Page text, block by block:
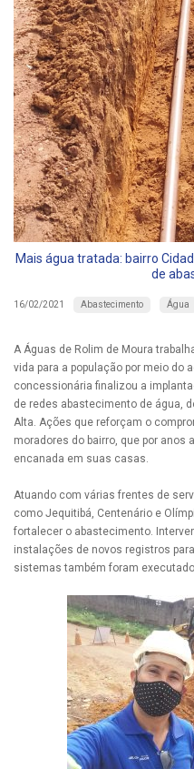
Mais água tratada: bairro
de
16/02/2021 Abastecimento Água
A Águas de Rolim de Moura
vida para a população por meio do
concessionária finalizou a
de redes abastecimento de água,
Alta. Ações que reforçam o
moradores do bairro, que por anos
encanada em suas casas.
Atuando com várias frentes de
como Jequitibá, Centenário e
fortalecer o abastecimento.
instalações de novos registros
sistemas também foram